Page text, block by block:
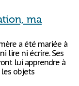
ma
a été mariée à
lire ni écrire. Ses
lui apprendre à
objets